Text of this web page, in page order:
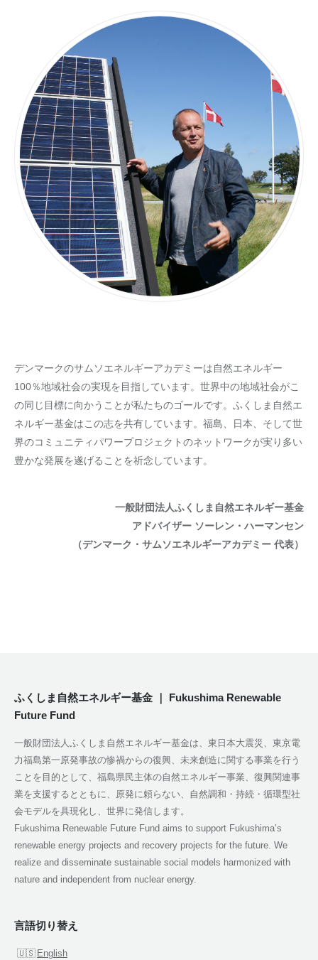
デンマークのサムソエネルギーアカデミーは自然エネルギー
100％地域社会の実現を目指しています。世界中の地域社会がこ
の同じ目標に向かうことが私たちのゴールです。ふくしま自然エ
ネルギー基金はこの志を共有しています。福島、日本、そして世
界のコミュニティパワープロジェクトのネットワークが実り多い
豊かな発展を遂げることを祈念しています。
一般財団法人ふくしま自然エネルギー基金
アドバイザー ソーレン・ハーマンセン
（デンマーク・サムソエネルギーアカデミー 代表）
ふくしま自然エネルギー基金 ｜ Fukushima Renewable
Future Fund
一般財団法人ふくしま自然エネルギー基金は、東日本大震災、東京電
力福島第一原発事故の惨禍からの復興、未来創造に関する事業を行う
ことを目的として、福島県民主体の自然エネルギー事業、復興関連事
業を支援するとともに、原発に頼らない、自然調和・持続・循環型社
会モデルを具現化し、世界に発信します。
Fukushima Renewable Future Fund aims to support Fukushima’s
renewable energy projects and recovery projects for the future. We
realize and disseminate sustainable social models harmonized with
nature and independent from nuclear energy.
言語切り替え
English